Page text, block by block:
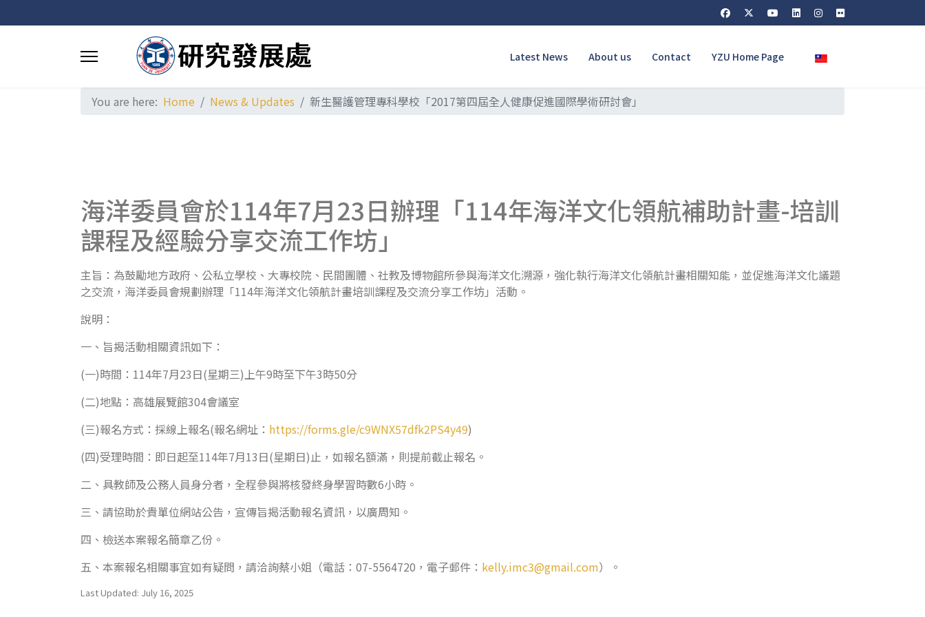
Latest News About us Contact YZU Home Page Select your language
You are here: Home News & Updates 新生醫護管理專科學校「2017第四屆全人健康促進國際學術研討會」
海洋委員會於114年7月23日辦理「114年海洋文化領航補助計畫-培訓
課程及經驗分享交流工作坊」
主旨：為鼓勵地方政府、公私立學校、大專校院、民間團體、社教及博物館所參與海洋文化溯源，強化執行海洋文化領航計畫相關知能，並促進海洋文化議題
之交流，海洋委員會規劃辦理「114年海洋文化領航計畫培訓課程及交流分享工作坊」活動。
說明：
一、旨揭活動相關資訊如下：
(一)時間： 114年7月23日(星期三)上午9時至下午3時50分
(二)地點：高雄展覽館304會議室
(三)報名方式：採線上報名(報名網址： https://forms.gle/c9WNX57dfk2PS4y49)
(四)受理時間：即日起至114年7月13日(星期日)止，如報名額滿，則提前截止報名。
二、具教師及公務人員身分者，全程參與將核發終身學習時數6小時。
三、請協助於貴單位網站公告，宣傳旨揭活動報名資訊，以廣周知。
四、檢送本案報名簡章乙份。
五、本案報名相關事宜如有疑問，請洽詢蔡小姐（電話： 07-5564720 ，電子郵件： kelly.imc3@gmail.com）。
Last Updated: July 16, 2025